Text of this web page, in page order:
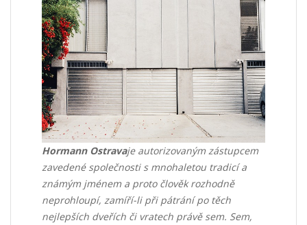
Hormann Ostravaje autorizovaným zástupcem
zavedené společnosti s mnohaletou tradicí a
známým jménem a proto člověk rozhodně
neprohloupí, zamíří-li při pátrání po těch
nejlepších dveřích či vratech právě sem. Sem,